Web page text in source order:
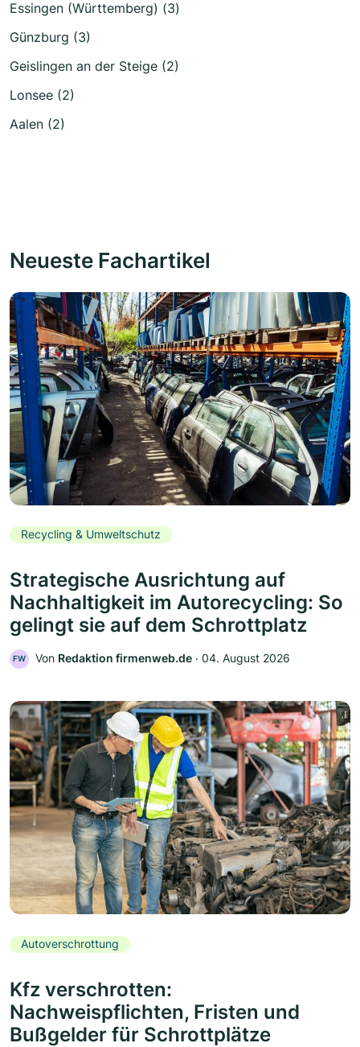
Essingen (Württemberg) (3)
Günzburg (3)
Geislingen an der Steige (2)
Lonsee (2)
Aalen (2)
Neueste Fachartikel
Recycling & Umweltschutz
Strategische Ausrichtung auf
Nachhaltigkeit im Autorecycling: So
gelingt sie auf dem Schrottplatz
FW Von Redaktion firmenweb.de ‧ 04. August 2026
Autoverschrottung
Kfz verschrotten:
Nachweispflichten, Fristen und
Bußgelder für Schrottplätze